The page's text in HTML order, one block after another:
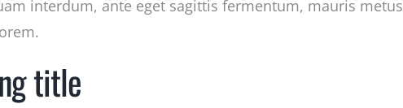
interdum, ante eget sagittis fermentum, mauris metus
title